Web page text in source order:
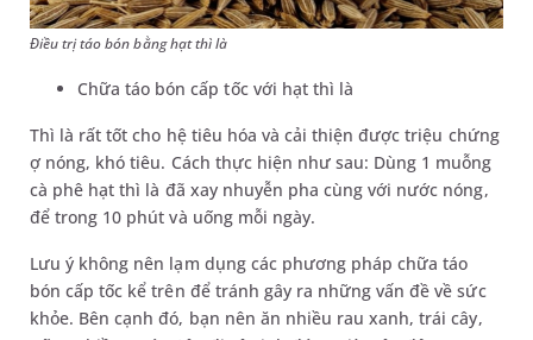
Điều trị táo bón bằng hạt thì là
Chữa táo bón cấp tốc với hạt thì là
Thì là rất tốt cho hệ tiêu hóa và cải thiện được triệu chứng
ợ nóng, khó tiêu. Cách thực hiện như sau: Dùng 1 muỗng
cà phê hạt thì là đã xay nhuyễn pha cùng với nước nóng,
để trong 10 phút và uống mỗi ngày.
Lưu ý không nên lạm dụng các phương pháp chữa táo
bón cấp tốc kể trên để tránh gây ra những vấn đề về sức
khỏe. Bên cạnh đó, bạn nên ăn nhiều rau xanh, trái cây,